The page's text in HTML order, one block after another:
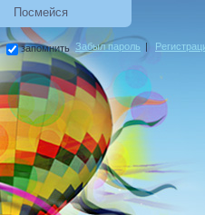
Посмейся
запомнить Забыл пароль |